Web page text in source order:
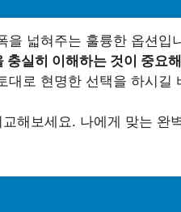
을 넓혀주는 훌륭한 옵션입
충실히 이해하는 것이 중요
대로 현명한 선택을 하시길
해보세요. 나에게 맞는 완